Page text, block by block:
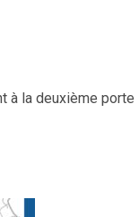
à la deuxième porte